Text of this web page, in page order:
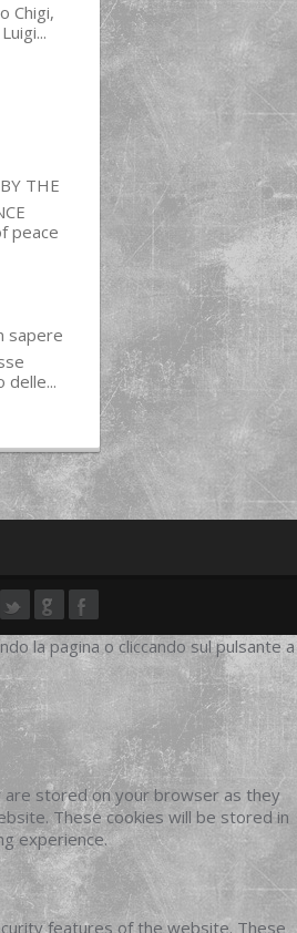
Chigi,
THE
peace
sapere
delle...
la pagina o cliccando sul pulsante a
stored on your browser as they
These cookies will be stored in
experience.
features of the website. These